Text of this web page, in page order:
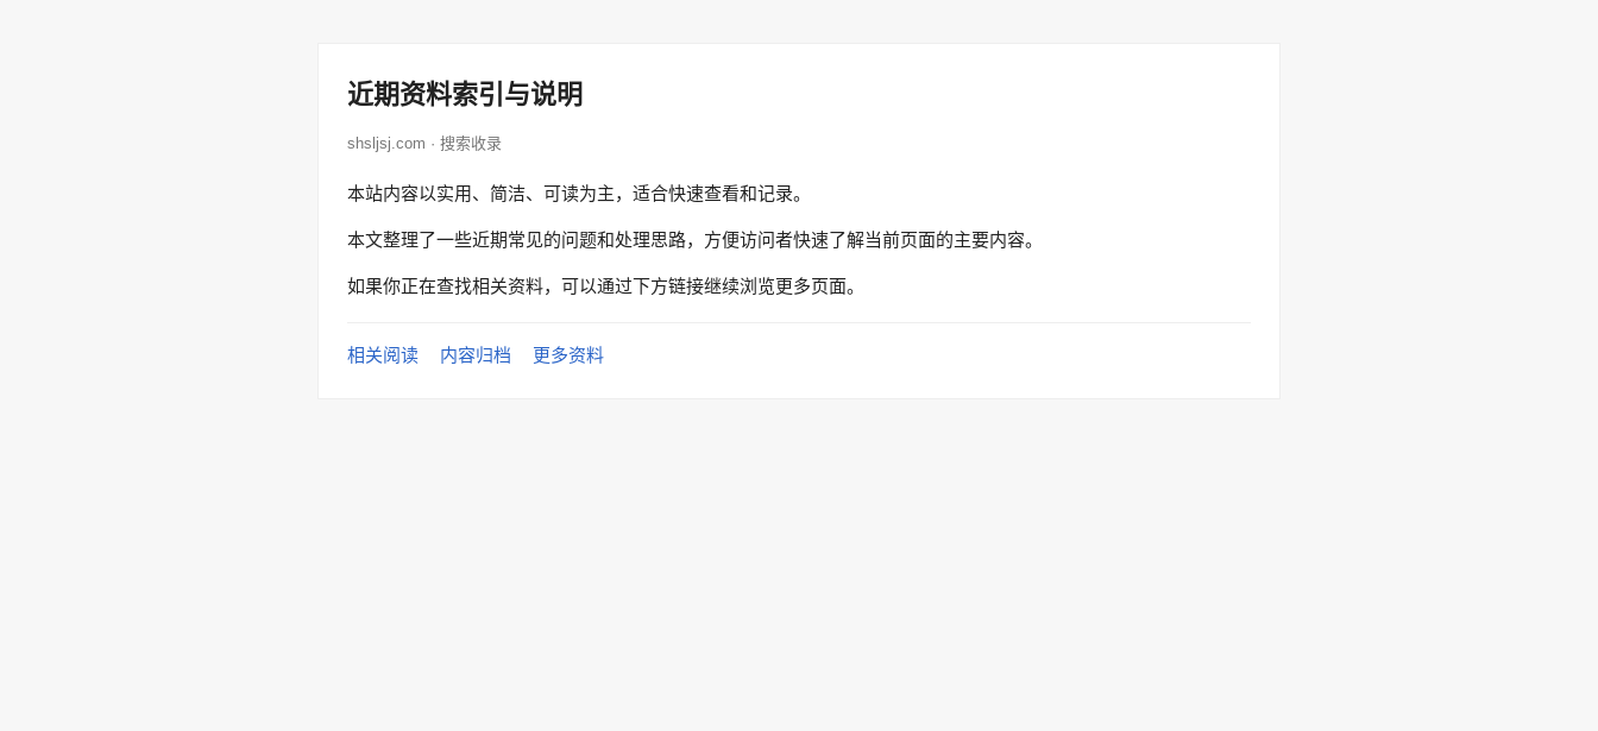
近期资料索引与说明
shsljsj.com · 搜索收录
本站内容以实用、简洁、可读为主，适合快速查看和记录。
本文整理了一些近期常见的问题和处理思路，方便访问者快速了解当前页面的主要内容。
如果你正在查找相关资料，可以通过下方链接继续浏览更多页面。
相关阅读 内容归档 更多资料